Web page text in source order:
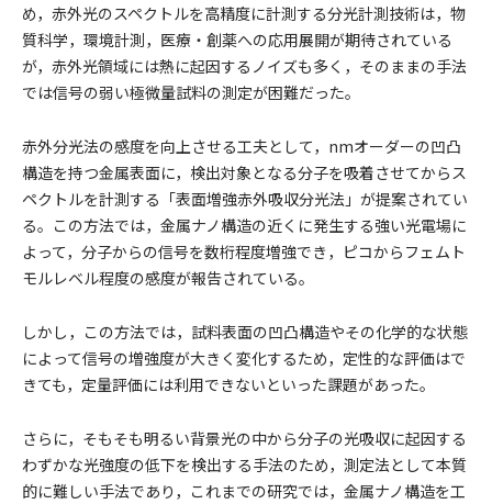
め，赤外光のスペクトルを高精度に計測する分光計測技術は，物
質科学，環境計測，医療・創薬への応用展開が期待されている
が，赤外光領域には熱に起因するノイズも多く，そのままの手法
では信号の弱い極微量試料の測定が困難だった。
赤外分光法の感度を向上させる工夫として，nmオーダーの凹凸
構造を持つ金属表面に，検出対象となる分子を吸着させてからス
ペクトルを計測する「表面増強赤外吸収分光法」が提案されてい
る。この方法では，金属ナノ構造の近くに発生する強い光電場に
よって，分子からの信号を数桁程度増強でき，ピコからフェムト
モルレベル程度の感度が報告されている。
しかし，この方法では，試料表面の凹凸構造やその化学的な状態
によって信号の増強度が大きく変化するため，定性的な評価はで
きても，定量評価には利用できないといった課題があった。
さらに，そもそも明るい背景光の中から分子の光吸収に起因する
わずかな光強度の低下を検出する手法のため，測定法として本質
的に難しい手法であり，これまでの研究では，金属ナノ構造を工